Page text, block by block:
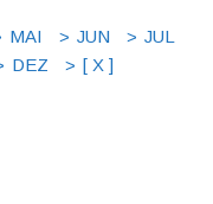
MAI JUN
JUL
DEZ [ X ]